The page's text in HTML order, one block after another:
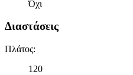
Όχι
Διαστάσεις
Πλάτος:
120